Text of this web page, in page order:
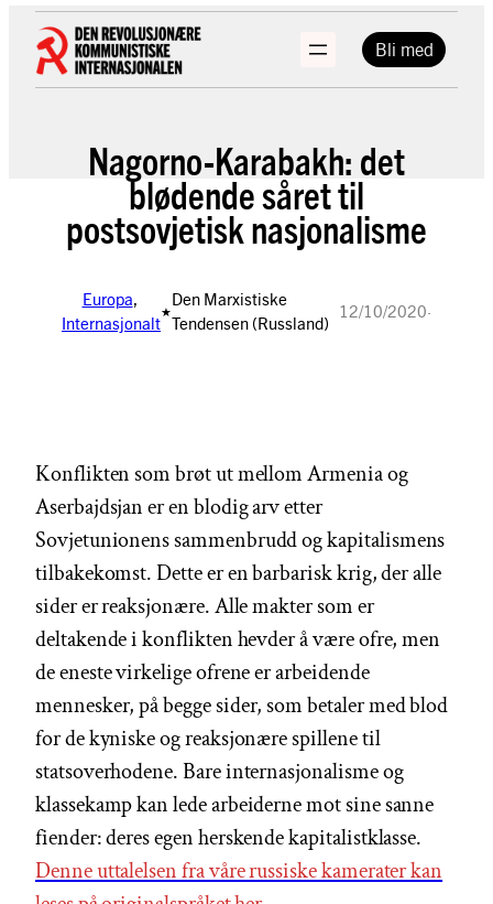
Hopp
innhold
Bli med
Nagorno-Karabakh: det
blødende såret til
postsovjetisk nasjonalisme
Europa
Internasjonalt
★
Den Marxistiske
Tendensen (Russland)
12/10/2020·
Konflikten som brøt ut mellom Armenia og
Aserbajdsjan er en blodig arv etter
Sovjetunionens sammenbrudd og kapitalismens
tilbakekomst. Dette er en barbarisk krig, der alle
sider er reaksjonære. Alle makter som er
deltakende i konflikten hevder å være ofre, men
de eneste virkelige ofrene er arbeidende
mennesker, på begge sider, som betaler med blod
for de kyniske og reaksjonære spillene til
statsoverhodene. Bare internasjonalisme og
klassekamp kan lede arbeiderne mot sine sanne
fiender: deres egen herskende kapitalistklasse.
Denne uttalelsen fra våre russiske kamerater kan